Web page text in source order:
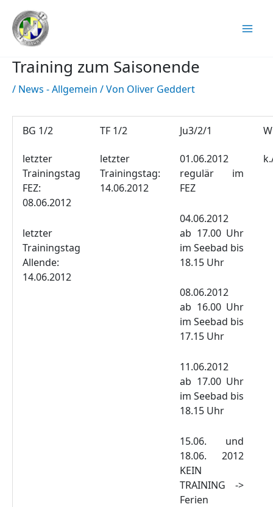
Inhalt
springen
Training zum Saisonende
/ News - Allgemein / Von Oliver Geddert
BG 1/2 TF 1/2 Ju3/2/1
letzter
Trainingstag
FEZ:
08.06.2012
letzter
Trainingstag
Allende:
14.06.2012
letzter
Trainingstag:
14.06.2012
01.06.2012
regulär im
FEZ
04.06.2012
ab 17.00 Uhr
im Seebad bis
18.15 Uhr
08.06.2012
ab 16.00 Uhr
im Seebad bis
17.15 Uhr
11.06.2012
ab 17.00 Uhr
im Seebad bis
18.15 Uhr
15.06. und
18.06. 2012
KEIN
TRAINING ->
Ferien